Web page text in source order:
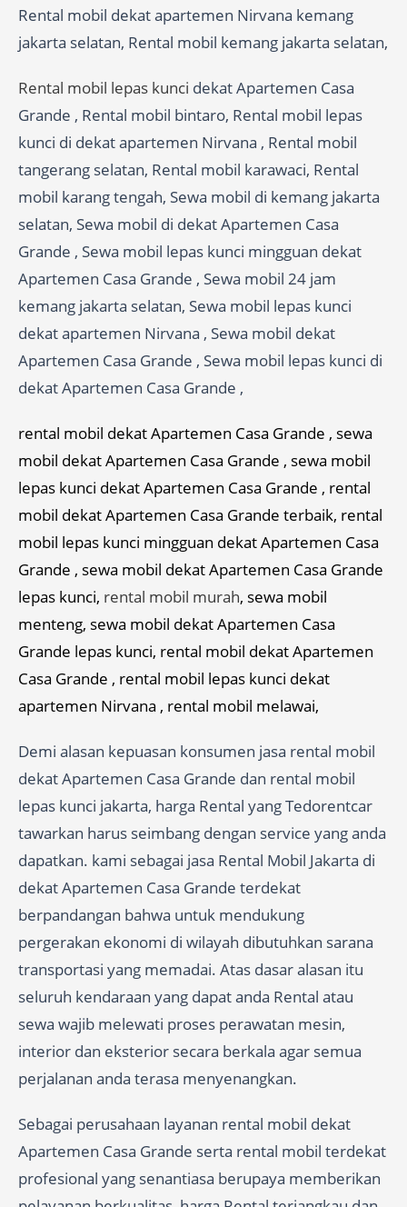
Rental mobil dekat apartemen Nirvana kemang
jakarta selatan, Rental mobil kemang jakarta selatan,
Rental mobil lepas kunci dekat Apartemen Casa
Grande , Rental mobil bintaro, Rental mobil lepas
kunci di dekat apartemen Nirvana , Rental mobil
tangerang selatan, Rental mobil karawaci, Rental
mobil karang tengah, Sewa mobil di kemang jakarta
selatan, Sewa mobil di dekat Apartemen Casa
Grande , Sewa mobil lepas kunci mingguan dekat
Apartemen Casa Grande , Sewa mobil 24 jam
kemang jakarta selatan, Sewa mobil lepas kunci
dekat apartemen Nirvana , Sewa mobil dekat
Apartemen Casa Grande , Sewa mobil lepas kunci di
dekat Apartemen Casa Grande ,
rental mobil dekat Apartemen Casa Grande , sewa
mobil dekat Apartemen Casa Grande , sewa mobil
lepas kunci dekat Apartemen Casa Grande , rental
mobil dekat Apartemen Casa Grande terbaik, rental
mobil lepas kunci mingguan dekat Apartemen Casa
Grande , sewa mobil dekat Apartemen Casa Grande
lepas kunci, rental mobil murah, sewa mobil
menteng, sewa mobil dekat Apartemen Casa
Grande lepas kunci, rental mobil dekat Apartemen
Casa Grande , rental mobil lepas kunci dekat
apartemen Nirvana , rental mobil melawai,
Demi alasan kepuasan konsumen jasa rental mobil
dekat Apartemen Casa Grande dan rental mobil
lepas kunci jakarta, harga Rental yang Tedorentcar
tawarkan harus seimbang dengan service yang anda
dapatkan. kami sebagai jasa Rental Mobil Jakarta di
dekat Apartemen Casa Grande terdekat
berpandangan bahwa untuk mendukung
pergerakan ekonomi di wilayah dibutuhkan sarana
transportasi yang memadai. Atas dasar alasan itu
seluruh kendaraan yang dapat anda Rental atau
sewa wajib melewati proses perawatan mesin,
interior dan eksterior secara berkala agar semua
perjalanan anda terasa menyenangkan.
Sebagai perusahaan layanan rental mobil dekat
Apartemen Casa Grande serta rental mobil terdekat
profesional yang senantiasa berupaya memberikan